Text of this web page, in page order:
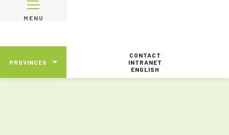
MENU
PROVINCES
CONTACT
INTRANET
ENGLISH